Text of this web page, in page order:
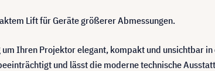
Lift für Geräte größerer Abmessungen.
Ihren Projektor elegant, kompakt und unsichtbar
und lässt die moderne technische